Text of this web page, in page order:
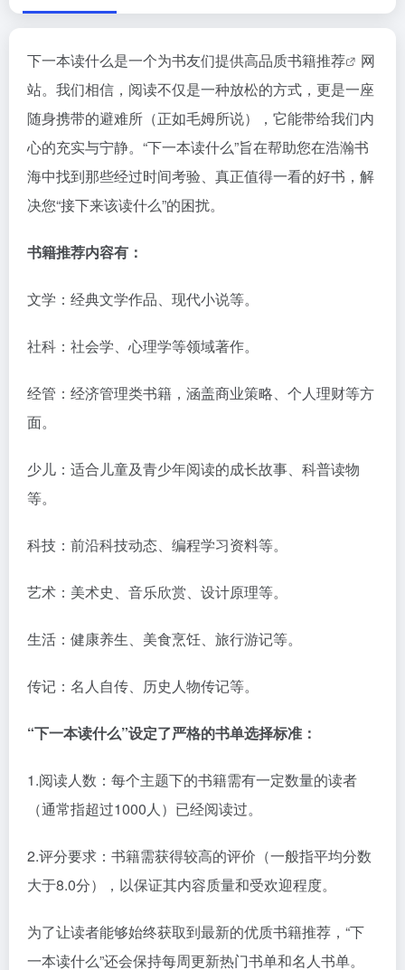
下一本读什么是一个为书友们提供高品质书籍推荐
网
站。我们相信，阅读不仅是一种放松的方式，更是一座
随身携带的避难所（正如毛姆所说），它能带给我们内
心的充实与宁静。“下一本读什么”旨在帮助您在浩瀚书
海中找到那些经过时间考验、真正值得一看的好书，解
决您“接下来该读什么”的困扰。
书籍推荐内容有：
文学：经典文学作品、现代小说等。
社科：社会学、心理学等领域著作。
经管：经济管理类书籍，涵盖商业策略、个人理财等方
面。
少儿：适合儿童及青少年阅读的成长故事、科普读物
等。
科技：前沿科技动态、编程学习资料等。
艺术：美术史、音乐欣赏、设计原理等。
生活：健康养生、美食烹饪、旅行游记等。
传记：名人自传、历史人物传记等。
“下一本读什么”设定了严格的书单选择标准：
1.阅读人数：每个主题下的书籍需有一定数量的读者
（通常指超过1000人）已经阅读过。
2.评分要求：书籍需获得较高的评价（一般指平均分数
大于8.0分），以保证其内容质量和受欢迎程度。
为了让读者能够始终获取到最新的优质书籍推荐，“下
一本读什么”还会保持每周更新热门书单和名人书单。